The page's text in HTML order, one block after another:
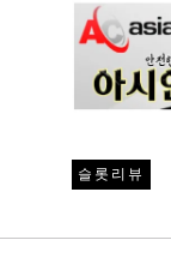
슬롯리뷰